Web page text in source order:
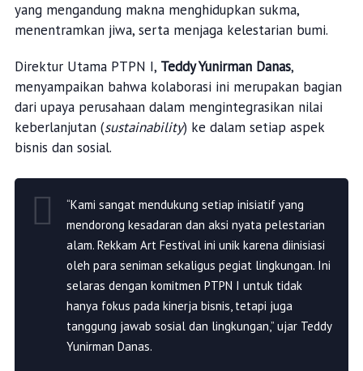
yang mengandung makna menghidupkan sukma,
menentramkan jiwa, serta menjaga kelestarian bumi.
Direktur Utama PTPN I, Teddy Yunirman Danas,
menyampaikan bahwa kolaborasi ini merupakan bagian
dari upaya perusahaan dalam mengintegrasikan nilai
keberlanjutan (sustainability) ke dalam setiap aspek
bisnis dan sosial.
“Kami sangat mendukung setiap inisiatif yang
mendorong kesadaran dan aksi nyata pelestarian
alam. Rekkam Art Festival ini unik karena diinisiasi
oleh para seniman sekaligus pegiat lingkungan. Ini
selaras dengan komitmen PTPN I untuk tidak
hanya fokus pada kinerja bisnis, tetapi juga
tanggung jawab sosial dan lingkungan,” ujar Teddy
Yunirman Danas.